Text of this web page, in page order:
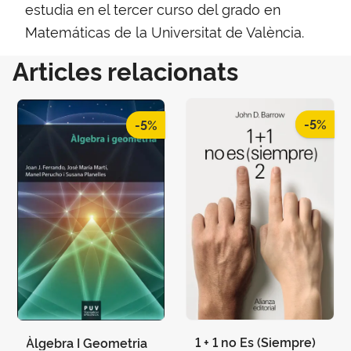
estudia en el tercer curso del grado en
Matemáticas de la Universitat de València.
Articles relacionats
-5%
Àlgebra I Geometria
-5%
1 + 1 no Es (Siempre)